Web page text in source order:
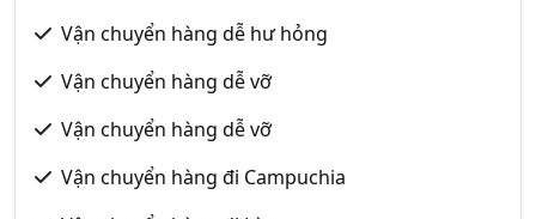
Vận chuyển hàng dễ hư hỏng
Vận chuyển hàng dễ vỡ
Vận chuyển hàng dễ vỡ
Vận chuyển hàng đi Campuchia